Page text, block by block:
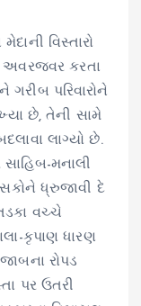
વિસ્તારો
કરતા
પરિવારોને
છે, તેની સામે
લાગ્યો છે.
મનાલી
ધ્રુજાવી દે
વચ્ચે
કૃપાણ ધારણ
રોપડ
પર ઉતરી